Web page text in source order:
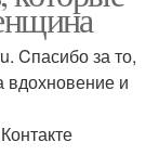
Cпасибо за то,
вдохновение и